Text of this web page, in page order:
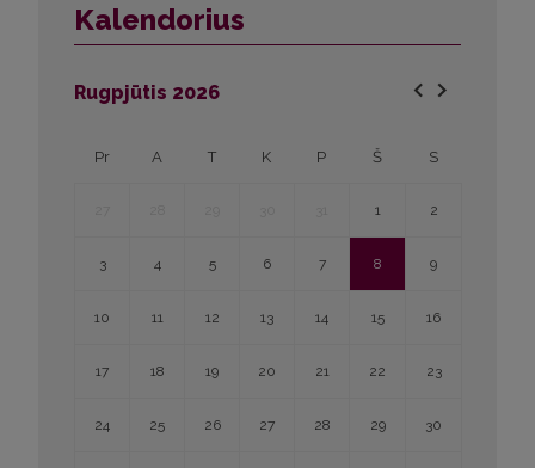
Kalendorius
Rugpjūtis 2026
Pr A T K P Š S
1 2
3 4 5 6 7 8 9
10 11 12 13 14 15 16
17 18 19 20 21 22 23
24 25 26 27 28 29 30